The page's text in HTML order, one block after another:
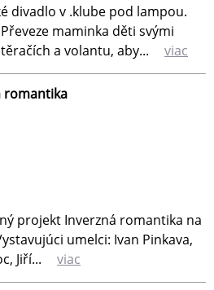
divadlo v .klube pod lampou.
maminka děti svými
a volantu, aby...
viac
romantika
projekt Inverzná romantika na
umelci: Ivan Pinkava,
Jiří...
viac